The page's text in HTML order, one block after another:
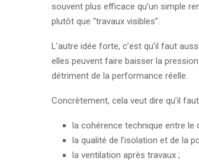
souvent plus efficace qu’un simple
plutôt que “travaux visibles”.
L’autre idée forte, c’est qu’il faut
elles peuvent faire baisser la
détriment de la performance réelle.
Concrètement, cela veut dire qu’il
la cohérence technique entre
la qualité de l’isolation et de la
la ventilation après travaux ;